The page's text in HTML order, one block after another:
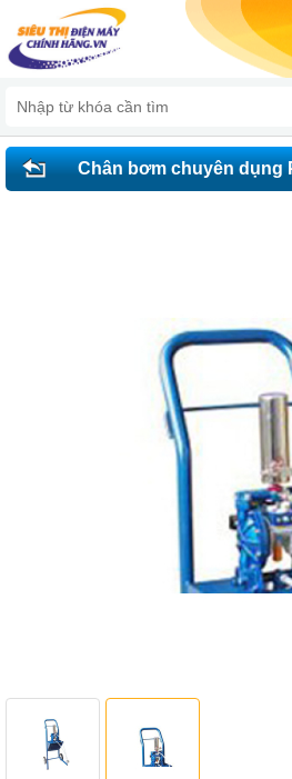
Chân bơm chuyên dụng